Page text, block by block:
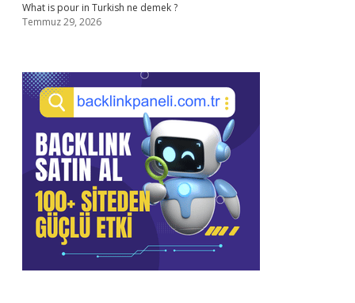
What is pour in Turkish ne demek ?
Temmuz 29, 2026